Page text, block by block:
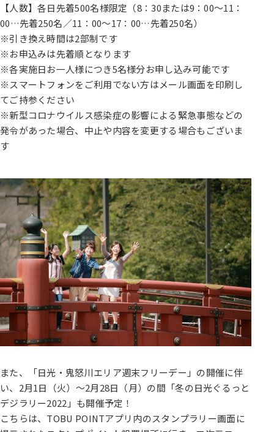
【人数】各日先着500名様限定（8：30または9：00～11：
00…先着250名／11：00～17：00…先着250名）
※引き換え時間は2部制です
※お申込みは先着順となります
※各実施日お一人様につき5名様分お申し込み可能です
※スマートフォンをご利用でない方はメール画面を印刷し
てご持参ください
※新型コロナウイルス感染症の影響による緊急事態などの
発令があった場合、中止や内容を変更する場合もございま
す
また、「日光・鬼怒川エリア週末フリーデー」の開催に伴
い、2月1日（火）～2月28日（月）の間「冬の日光ぐるっと
デジラリー2022」も開催予定！
こちらは、TOBU POINTアプリ内のスタンプラリー画面に